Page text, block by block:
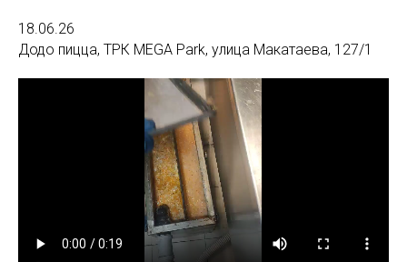
18.06.26
Додо пицца, ТРК MEGA Park, улица Макатаева, 127/1